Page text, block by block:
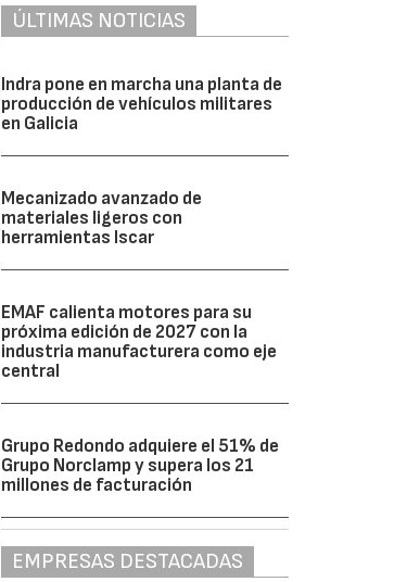
ÚLTIMAS NOTICIAS
Indra pone en marcha una planta de
producción de vehículos militares
en Galicia
Mecanizado avanzado de
materiales ligeros con
herramientas Iscar
EMAF calienta motores para su
próxima edición de 2027 con la
industria manufacturera como eje
central
Grupo Redondo adquiere el 51% de
Grupo Norclamp y supera los 21
millones de facturación
EMPRESAS DESTACADAS